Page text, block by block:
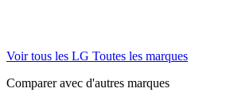
Voir tous les LG Toutes les marques
Comparer avec d'autres marques